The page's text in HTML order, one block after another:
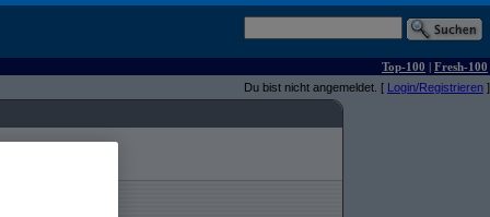
Top-100 | Fresh-100
Du bist nicht angemeldet. [ Login/Registrieren ]